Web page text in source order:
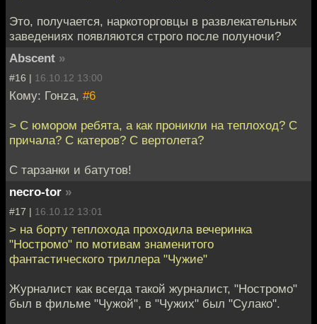
Это, получается, наркоторговцы в развлекательных
заведениях появляются строго после полуночи?
Abscent »
#16 | 16.10.12 13:00
Кому: Гонzа, #6
> С юмором ребята, а как проникли на теплоход? С
причала? С катеров? С вертолета?
С тарзанки и батутов!
necro-tor »
#17 | 16.10.12 13:01
> на борту теплохода проходила вечеринка
"Ностромо" по мотивам знаменитого
фантастического триллера "Чужие"
Журналист как всегда такой журналист, "Ностромо"
был в фильме "Чужой", в "Чужих" был "Сулако".